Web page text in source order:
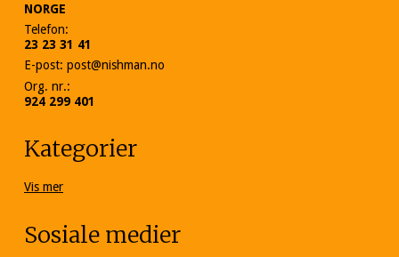
NORGE
Telefon:
23 23 31 41
E-post: post@nishman.no
Org. nr.:
924 299 401
Kategorier
Vis mer
Sosiale medier